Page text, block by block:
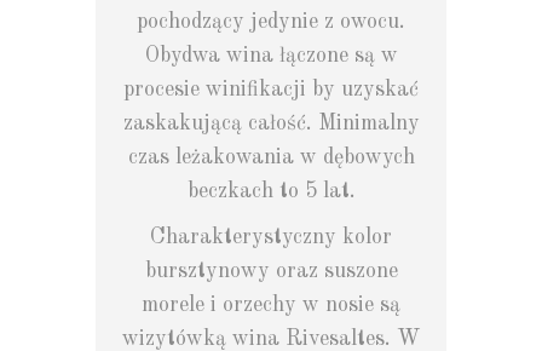
pochodzący jedynie z owocu.
Obydwa wina łączone są w
procesie winifikacji by uzyskać
zaskakującą całość. Minimalny
czas leżakowania w dębowych
beczkach to 5 lat.
Charakterystyczny kolor
bursztynowy oraz suszone
morele i orzechy w nosie są
wizytówką wina Rivesaltes. W